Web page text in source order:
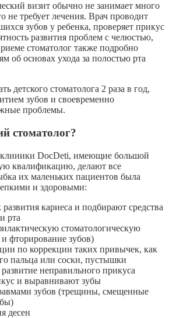
визит обычно не занимает много
не требует лечения. Врач проводит
зубов у ребенка, проверяет прикус
развития проблем с челюстью,
стоматолог также подробно
об основах ухода за полостью рта
детского стоматолога 2 раза в год,
зубов и своевременно
проблемы.
стоматолог?
клиники DocDeti, имеющие большой
квалификацию, делают все
их маленьких пациентов была
и здоровыми:
кариеса и подбирают средства
рта
стоматологическую
фторирование зубов)
по коррекции таких привычек, как
пальца или соски, пустышки
неправильного прикуса
и выравнивают зубы
зубов (трещины, смещенные
десен